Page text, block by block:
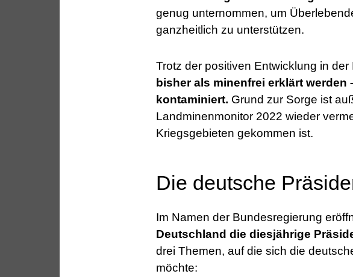
genug unternommen, um
ganzheitlich zu unterstützen.
Trotz der positiven Entwicklung in
bisher als minenfrei erklärt werden
kontaminiert. Grund zur Sorge ist
Landminenmonitor 2022 wieder
Kriegsgebieten gekommen ist.
Die deutsche
Im Namen der Bundesregierung
Deutschland die diesjährige
drei Themen, auf die sich die
möchte: